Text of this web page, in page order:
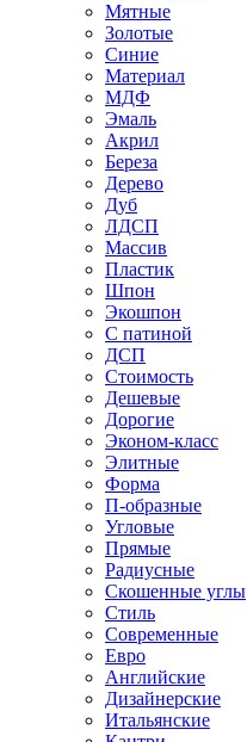
Мятные
Золотые
Синие
Материал
МДФ
Эмаль
Акрил
Береза
Дерево
Дуб
ЛДСП
Массив
Пластик
Шпон
Экошпон
С патиной
ДСП
Стоимость
Дешевые
Дорогие
Эконом-класс
Элитные
Форма
П-образные
Угловые
Прямые
Радиусные
Скошенные углы
Стиль
Современные
Евро
Английские
Дизайнерские
Итальянские